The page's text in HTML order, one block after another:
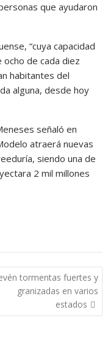
que ayudaron
“cuya capacidad
de cada diez
habitantes del
alguna, desde hoy
señaló en
atraerá nuevas
siendo una de
2 mil millones
tormentas fuertes y
granizadas en varios
estados